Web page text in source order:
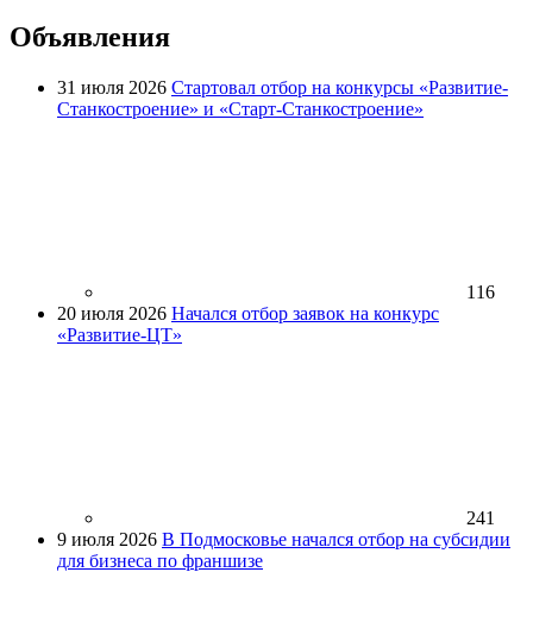
Объявления
31 июля 2026 Стартовал отбор на конкурсы «Развитие-
Станкостроение» и «Старт-Станкостроение»
116
20 июля 2026 Начался отбор заявок на конкурс
«Развитие-ЦТ»
241
9 июля 2026 В Подмосковье начался отбор на субсидии
для бизнеса по франшизе